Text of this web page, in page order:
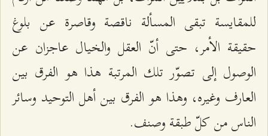
للمقايسة تبقى المسألة ناقصة وقاصرة عن بلوغ
حقيقة الأمر، حتى أنّ العقل والخيال عاجزان عن
الوصول إلى تصوّر تلك المرتبة هذا هو الفرق بين
العارف وغيره، وهذا هو الفرق بين أهل التوحيد وسائر
الناس من كلّ طبقة وصنف.